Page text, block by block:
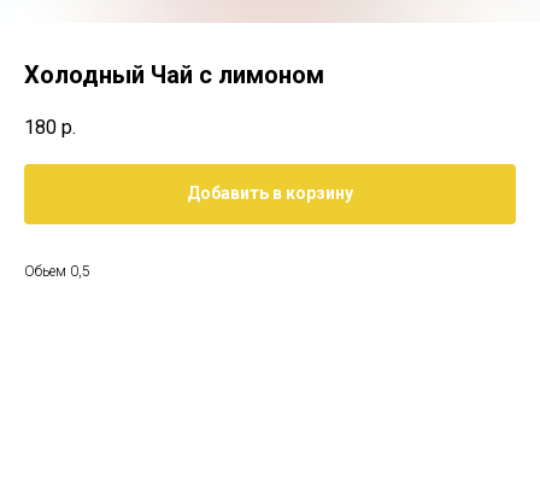
Холодный Чай с лимоном
180 р.
Добавить в корзину
Обьем 0,5